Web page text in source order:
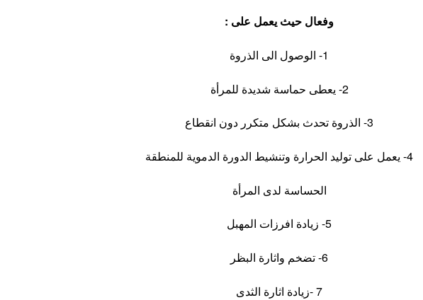
وفعال حيث يعمل على :
1- الوصول الى الذروة
2- يعطى حماسة شديدة للمرأة
3- الذروة تحدث بشكل متكرر دون انقطاع
4- يعمل على توليد الحرارة وتنشيط الدورة الدموية للمنطقة
الحساسة لدى المرأة
5- زيادة افرزات المهبل
6- تضخم واثارة البظر
7 -زيادة اثارة الثدى